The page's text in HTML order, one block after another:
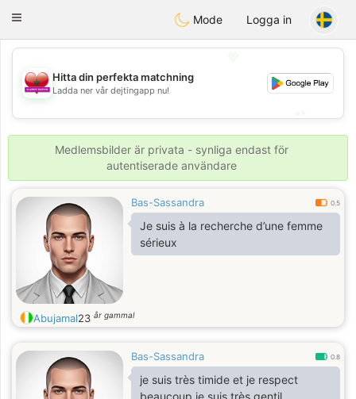
Maroc Dating
Toggle
Mode Logga in
💖
💕
Hitta din perfekta matchning
Ladda ner vår dejtingapp nu!
Medlemsbilder är privata - synliga endast för
autentiserade användare
Bas-Sassandra 0.5
Je suis à la recherche d’une femme
sérieux
Abujamal23 år gammal
Bas-Sassandra 0.8
je suis très timide et je respect
beaucoup je suis très gentil